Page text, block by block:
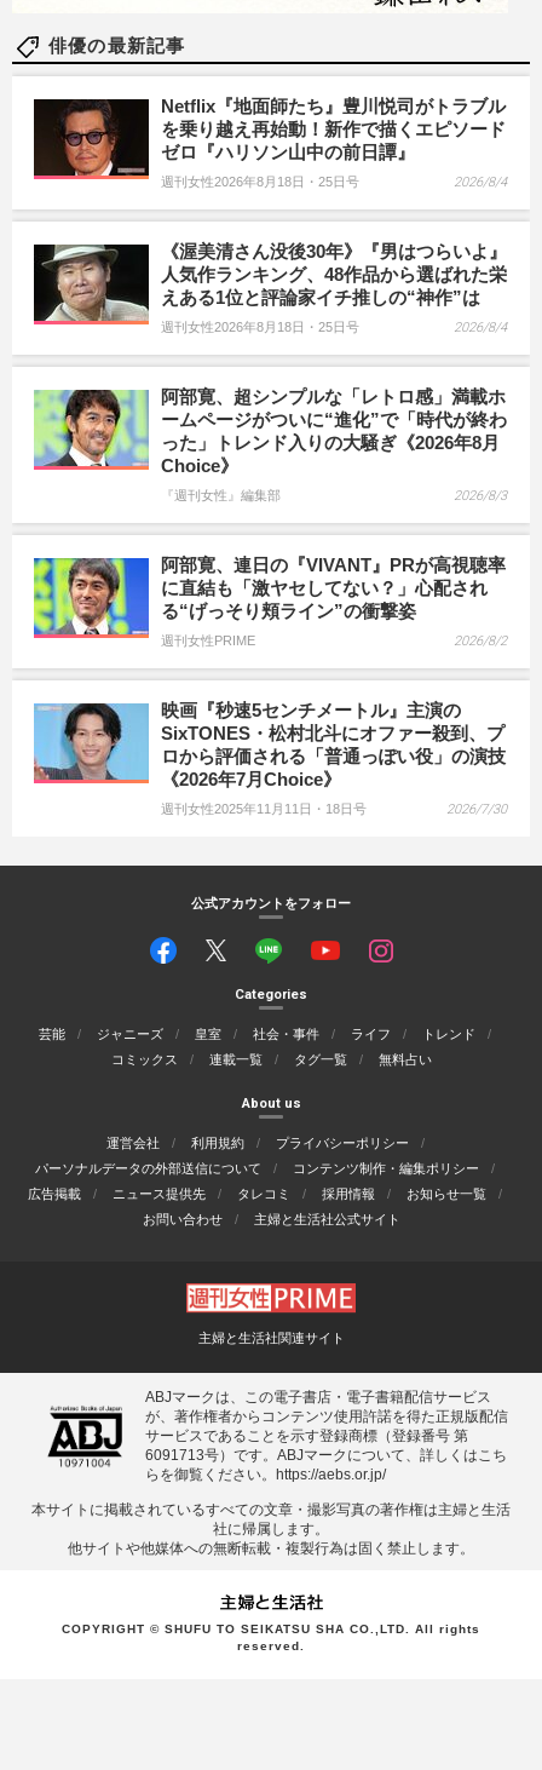
俳優の最新記事
Netflix『地面師たち』豊川悦司がトラブル
を乗り越え再始動！新作で描くエピソード
ゼロ『ハリソン山中の前日譚』
週刊女性2026年8月18日・25日号 2026/8/4
《渥美清さん没後30年》『男はつらいよ』
人気作ランキング、48作品から選ばれた栄
えある1位と評論家イチ推しの“神作”は
週刊女性2026年8月18日・25日号 2026/8/4
阿部寛、超シンプルな「レトロ感」満載ホ
ームページがついに“進化”で「時代が終わ
った」トレンド入りの大騒ぎ《2026年8月
Choice》
『週刊女性』編集部 2026/8/3
阿部寛、連日の『VIVANT』PRが高視聴率
に直結も「激ヤセしてない？」心配され
る“げっそり頬ライン”の衝撃姿
週刊女性PRIME 2026/8/2
映画『秒速5センチメートル』主演の
SixTONES・松村北斗にオファー殺到、プ
ロから評価される「普通っぽい役」の演技
《2026年7月Choice》
週刊女性2025年11月11日・18日号 2026/7/30
公式アカウントをフォロー
Categories
芸能 ジャニーズ 皇室 社会・事件 ライフ
トレンド
コミックス
連載一覧 タグ一覧 無料占い
About us
運営会社 利用規約
プライバシーポリシー
パーソナルデータの外部送信について
コンテンツ制作・編集ポリシー
広告掲載
ニュース提供先 タレコミ 採用情報
お知らせ一覧
お問い合わせ
主婦と生活社公式サイト
主婦と生活社関連サイト
ABJマークは、この電子書店・電子書籍配信サービス
が、著作権者からコンテンツ使用許諾を得た正規版配信
サービスであることを示す登録商標（登録番号 第
6091713号）です。ABJマークについて、詳しくはこち
らを御覧ください。
https://aebs.or.jp/
本サイトに掲載されているすべての⽂章・撮影写真の著作権は主婦と⽣活
社に帰属します。
他サイトや他媒体への無断転載・複製⾏為は固く禁⽌します。
COPYRIGHT © SHUFU TO SEIKATSU SHA CO.,LTD. All rights
reserved.